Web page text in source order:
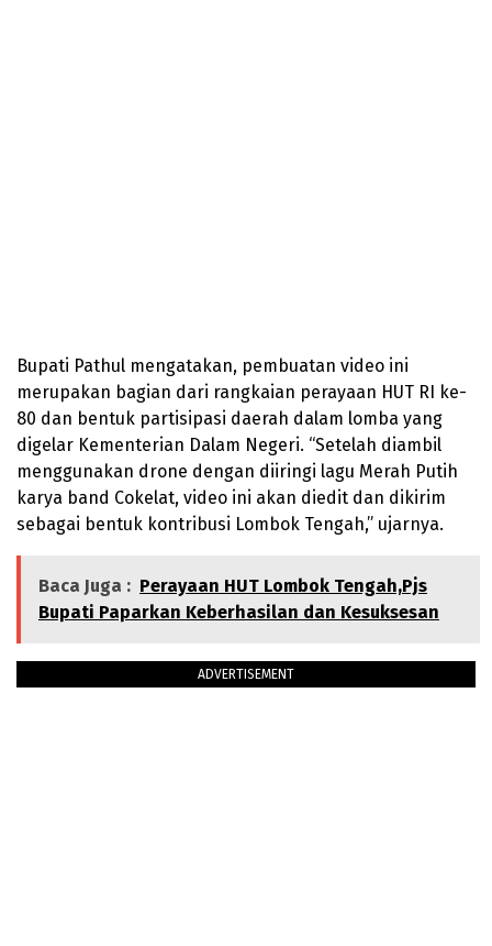
Bupati Pathul mengatakan, pembuatan video ini
merupakan bagian dari rangkaian perayaan HUT RI ke-
80 dan bentuk partisipasi daerah dalam lomba yang
digelar Kementerian Dalam Negeri. “Setelah diambil
menggunakan drone dengan diiringi lagu Merah Putih
karya band Cokelat, video ini akan diedit dan dikirim
sebagai bentuk kontribusi Lombok Tengah,” ujarnya.
Baca Juga : Perayaan HUT Lombok Tengah,Pjs
Bupati Paparkan Keberhasilan dan Kesuksesan
ADVERTISEMENT